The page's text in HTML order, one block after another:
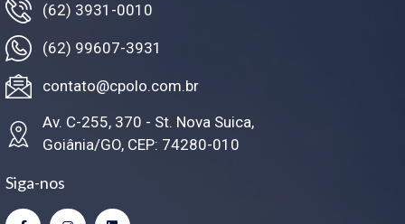
(62) 3931-0010
(62) 99607-3931
contato@cpolo.com.br
Av. C-255, 370 - St. Nova Suica,
Goiânia/GO, CEP: 74280-010
Siga-nos